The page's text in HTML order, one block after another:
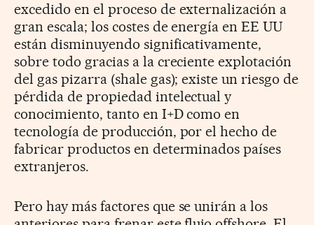
excedido en el proceso de externalización a
gran escala; los costes de energía en EE UU
están disminuyendo significativamente,
sobre todo gracias a la creciente explotación
del gas pizarra (shale gas); existe un riesgo de
pérdida de propiedad intelectual y
conocimiento, tanto en I+D como en
tecnología de producción, por el hecho de
fabricar productos en determinados países
extranjeros.
Pero hay más factores que se unirán a los